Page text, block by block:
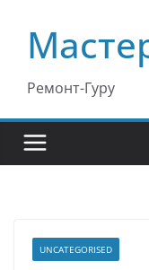
содержимому
Ремонт-Гуру
UNCATEGORISED